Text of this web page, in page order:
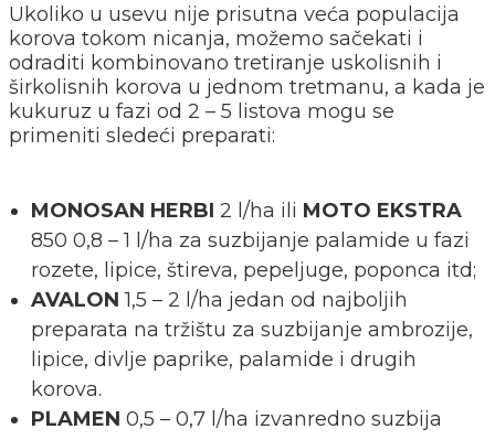
Ukoliko u usevu nije prisutna veća populacija
korova tokom nicanja, možemo sačekati i
odraditi kombinovano tretiranje uskolisnih i
širkolisnih korova u jednom tretmanu, a kada je
kukuruz u fazi od 2 – 5 listova mogu se
primeniti sledeći preparati:
MONOSAN HERBI 2 l/ha ili MOTO EKSTRA
850 0,8 – 1 l/ha za suzbijanje palamide u fazi
rozete, lipice, štireva, pepeljuge, poponca itd;
AVALON 1,5 – 2 l/ha jedan od najboljih
preparata na tržištu za suzbijanje ambrozije,
lipice, divlje paprike, palamide i drugih
korova.
PLAMEN 0,5 – 0,7 l/ha izvanredno suzbija